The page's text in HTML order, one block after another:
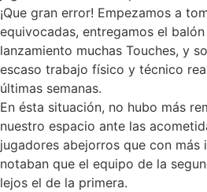
¡Que gran error! Empezamos a
equivocadas, entregamos el
lanzamiento muchas Touches, y
escaso trabajo físico y técnico
últimas semanas.
En ésta situación, no hubo más
nuestro espacio ante las
jugadores abejorros que con más
notaban que el equipo de la
lejos el de la primera.